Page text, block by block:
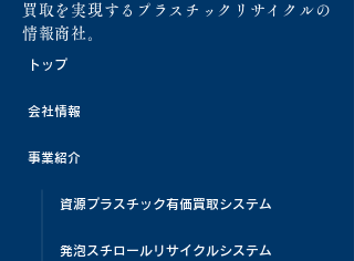
買取を実現するプラスチックリサイクルの
情報商社。
トップ
会社情報
事業紹介
資源プラスチック有価買取システム
発泡スチロールリサイクルシステム